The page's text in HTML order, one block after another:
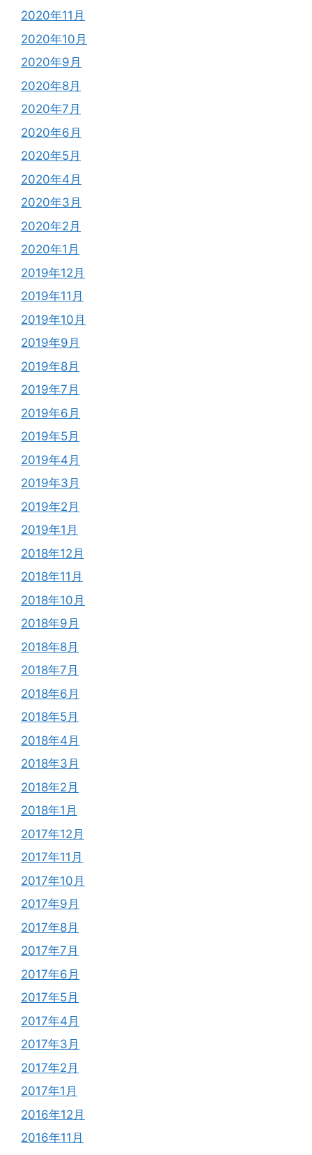
2020年11月
2020年10月
2020年9月
2020年8月
2020年7月
2020年6月
2020年5月
2020年4月
2020年3月
2020年2月
2020年1月
2019年12月
2019年11月
2019年10月
2019年9月
2019年8月
2019年7月
2019年6月
2019年5月
2019年4月
2019年3月
2019年2月
2019年1月
2018年12月
2018年11月
2018年10月
2018年9月
2018年8月
2018年7月
2018年6月
2018年5月
2018年4月
2018年3月
2018年2月
2018年1月
2017年12月
2017年11月
2017年10月
2017年9月
2017年8月
2017年7月
2017年6月
2017年5月
2017年4月
2017年3月
2017年2月
2017年1月
2016年12月
2016年11月